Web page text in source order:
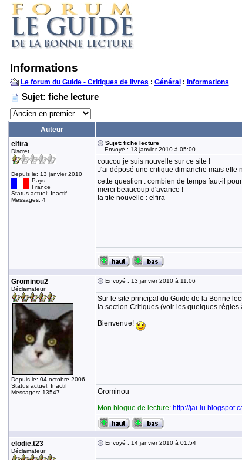
Informations
Le forum du Guide - Critiques de livres : Général : Informations
Sujet: fiche lecture
Auteur
elfira
Discret
Depuis le: 13 janvier 2010
Pays:
France
Status actuel: Inactif
Messages: 4
Sujet: fiche lecture
Envoyé : 13 janvier 2010 à 05:00
coucou je suis nouvelle sur ce site !
J'ai déposé une critique dimanche mais elle
cette question : combien de temps faut-il
merci beaucoup d'avance !
la tite nouvelle : elfira
Grominou2
Déclamateur
Depuis le: 04 octobre 2006
Status actuel: Inactif
Messages: 13547
Envoyé : 13 janvier 2010 à 11:06
Sur le site principal du Guide de la Bonne
la section Critiques (voir les quelques
Bienvenue!
Grominou
Mon blogue de lecture: http://jai-
elodie.t23
Déclamateur
Envoyé : 14 janvier 2010 à 01:54